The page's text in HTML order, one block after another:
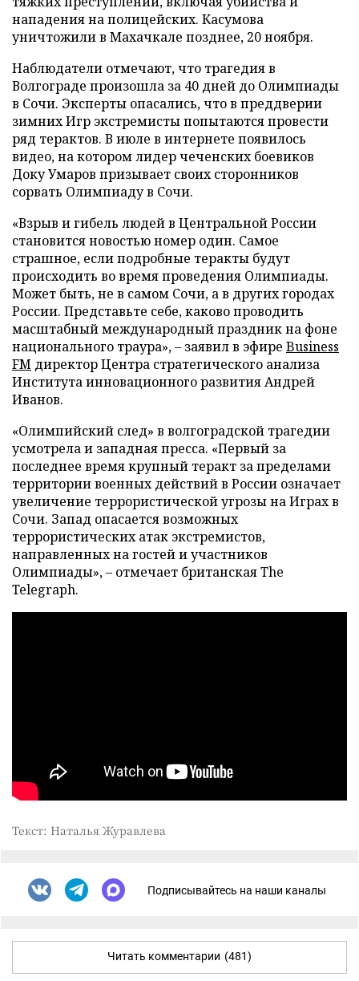
нападения на полицейских. Касумова
уничтожили в Махачкале позднее, 20 ноября.
Наблюдатели отмечают, что трагедия в
Волгограде произошла за 40 дней до Олимпиады
в Сочи. Эксперты опасались, что в преддверии
зимних Игр экстремисты попытаются провести
ряд терактов. В июле в интернете появилось
видео, на котором лидер чеченских боевиков
Доку Умаров призывает своих сторонников
сорвать Олимпиаду в Сочи.
«Взрыв и гибель людей в Центральной России
становится новостью номер один. Самое
страшное, если подробные теракты будут
происходить во время проведения Олимпиады.
Может быть, не в самом Сочи, а в других городах
России. Представьте себе, каково проводить
масштабный международный праздник на фоне
национального траура», – заявил в эфире Business
FM директор Центра стратегического анализа
Института инновационного развития Андрей
Иванов.
«Олимпийский след» в волгоградской трагедии
усмотрела и западная пресса. «Первый за
последнее время крупный теракт за пределами
территории военных действий в России означает
увеличение террористической угрозы на Играх в
Сочи. Запад опасается возможных
террористических атак экстремистов,
направленных на гостей и участников
Олимпиады», – отмечает британская The
Telegraph.
Текст: Наталья Журавлева
Подписывайтесь на наши каналы
Читать комментарии (481)